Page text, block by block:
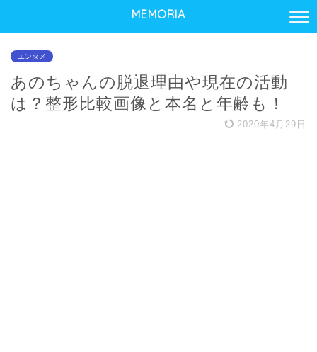
MEMORIA
エンタメ
あのちゃんの脱退理由や現在の活動
は？整形比較画像と本名と年齢も！
2020年4月29日